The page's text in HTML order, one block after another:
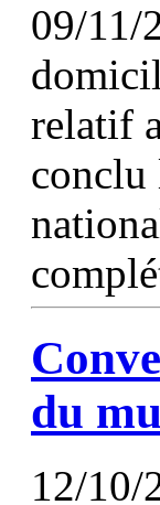
09/11/
relatif
conclu
du
12/10/